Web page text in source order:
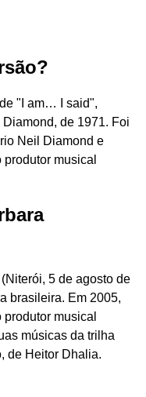
"I am… I said",
de 1971. Foi
Neil Diamond e
musical
5 de agosto de
brasileira. Em 2005,
musical
músicas da trilha
de Heitor Dhalia.